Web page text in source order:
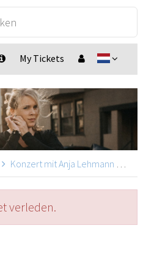
My Tickets
Konzert mit Anja Lehmann
verleden.